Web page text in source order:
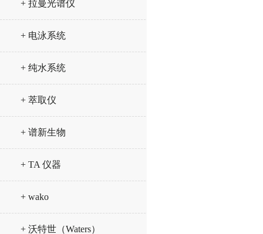
+ 拉曼光谱仪
+ 电泳系统
+ 纯水系统
+ 萃取仪
+ 谱新生物
+ TA 仪器
+ wako
+ 沃特世（Waters）